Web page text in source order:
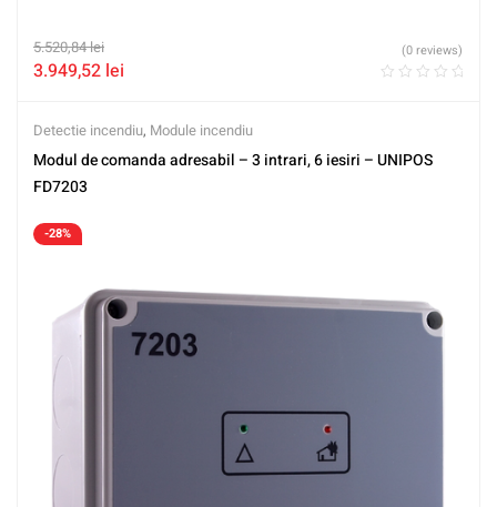
5.520,84lei
3.949,52 lei
(0 reviews)
Detectie incendiu, Module incendiu
Modul de comanda adresabil – 3 intrari, 6 iesiri – UNIPOS
FD7203
-28%